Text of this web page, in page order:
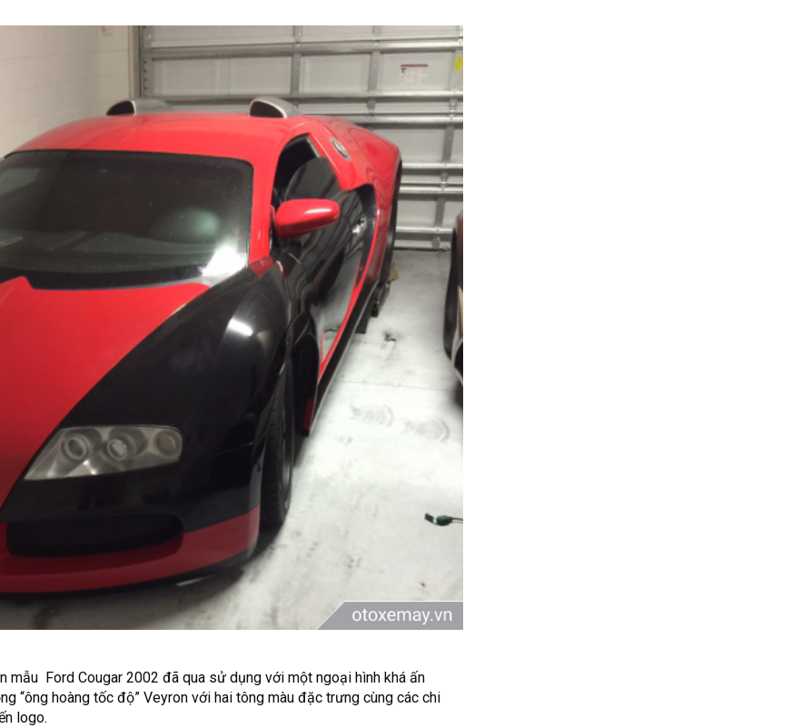
mẫu Ford Cougar 2002 đã qua sử dụng với một ngoại hình khá ấn
“ông hoàng tốc độ” Veyron với hai tông màu đặc trưng cùng các chi
logo.